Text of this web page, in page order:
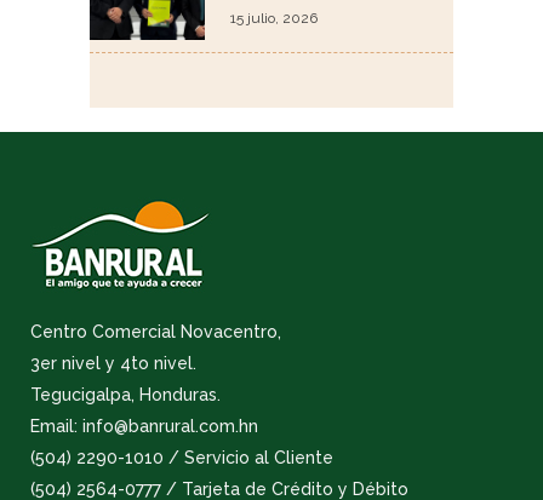
15 julio, 2026
Centro Comercial Novacentro,
3er nivel y 4to nivel.
Tegucigalpa, Honduras.
Email: info@banrural.com.hn
(504) 2290-1010 / Servicio al Cliente
(504) 2564-0777 / Tarjeta de Crédito y Débito